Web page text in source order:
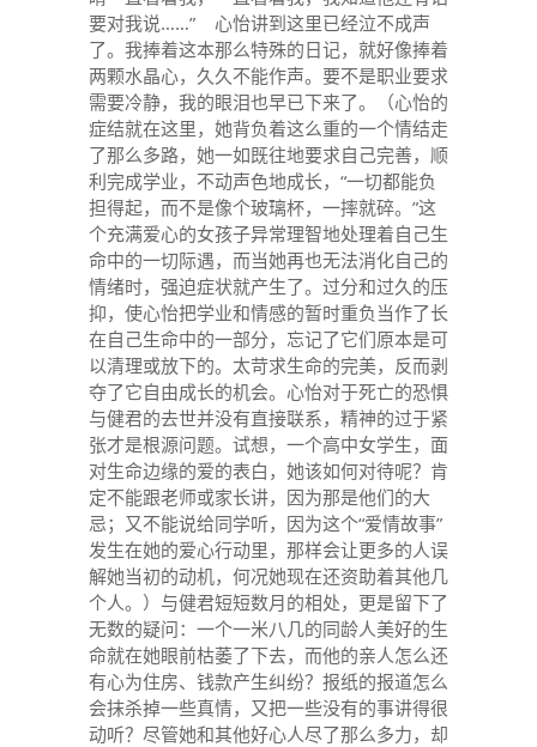
要对我说……” 心怡讲到这里已经泣不成声
了。我捧着这本那么特殊的日记，就好像捧着
两颗水晶心，久久不能作声。要不是职业要求
需要冷静，我的眼泪也早已下来了。（心怡的
症结就在这里，她背负着这么重的一个情结走
了那么多路，她一如既往地要求自己完善，顺
利完成学业，不动声色地成长，“一切都能负
担得起，而不是像个玻璃杯，一摔就碎。”这
个充满爱心的女孩子异常理智地处理着自己生
命中的一切际遇，而当她再也无法消化自己的
情绪时，强迫症状就产生了。过分和过久的压
抑，使心怡把学业和情感的暂时重负当作了长
在自己生命中的一部分，忘记了它们原本是可
以清理或放下的。太苛求生命的完美，反而剥
夺了它自由成长的机会。心怡对于死亡的恐惧
与健君的去世并没有直接联系，精神的过于紧
张才是根源问题。试想，一个高中女学生，面
对生命边缘的爱的表白，她该如何对待呢？肯
定不能跟老师或家长讲，因为那是他们的大
忌；又不能说给同学听，因为这个“爱情故事”
发生在她的爱心行动里，那样会让更多的人误
解她当初的动机，何况她现在还资助着其他几
个人。）与健君短短数月的相处，更是留下了
无数的疑问：一个一米八几的同龄人美好的生
命就在她眼前枯萎了下去，而他的亲人怎么还
有心为住房、钱款产生纠纷？报纸的报道怎么
会抹杀掉一些真情，又把一些没有的事讲得很
动听？尽管她和其他好心人尽了那么多力，却